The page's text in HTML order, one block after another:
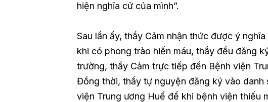
hiện nghĩa cử của mình”.
Sau lần ấy, thầy Cảm nhận thức được ý
khi có phong trào hiến máu, thầy đều đăng
trường, thầy Cảm trực tiếp đến Bệnh viện
Đồng thời, thầy tự nguyện đăng ký vào danh
viện Trung ương Huế để khi bệnh viện thiếu